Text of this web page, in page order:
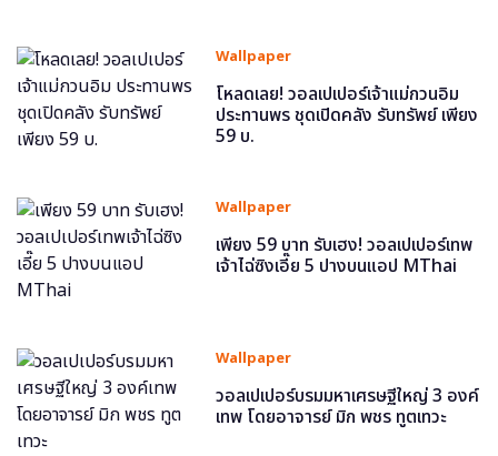
Wallpaper
โหลดเลย! วอลเปเปอร์เจ้าแม่กวนอิม
ประทานพร ชุดเปิดคลัง รับทรัพย์ เพียง
59 บ.
Wallpaper
เพียง 59 บาท รับเฮง! วอลเปเปอร์เทพ
เจ้าไฉ่ซิงเอี๊ย 5 ปางบนแอป MThai
Wallpaper
วอลเปเปอร์บรมมหาเศรษฐีใหญ่ 3 องค์
เทพ โดยอาจารย์ มิก พชร ทูตเทวะ